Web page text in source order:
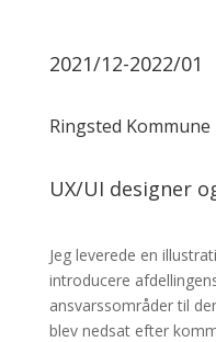
2021/12-2022/01
Ringsted Kommune
UX/UI designer
Jeg leverede en
introducere
ansvarssområder til
blev nedsat efter